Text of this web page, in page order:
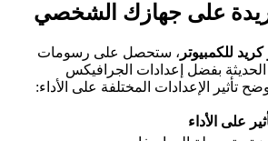
على جهازك الشخصي
للكمبيوتر ، ستحصل على رسومات
بفضل إعدادات الجرافيكس
تأثير الإعدادات المختلفة على الأداء:
على الأداء